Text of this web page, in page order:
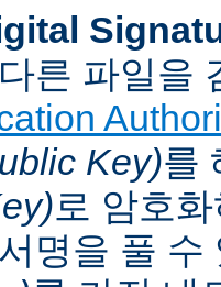
른 파일을
Key)를
로 암호
명을 풀